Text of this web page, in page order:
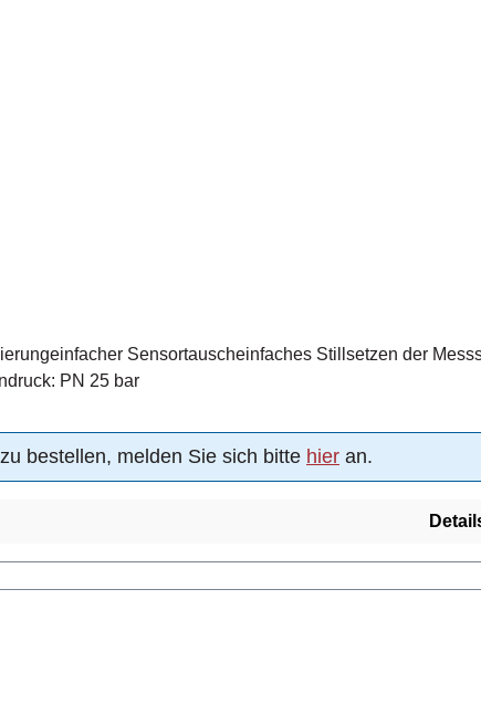
Sensortauscheinfaches Stillsetzen der
PN 25 bar
bestellen, melden Sie sich bitte hier an.